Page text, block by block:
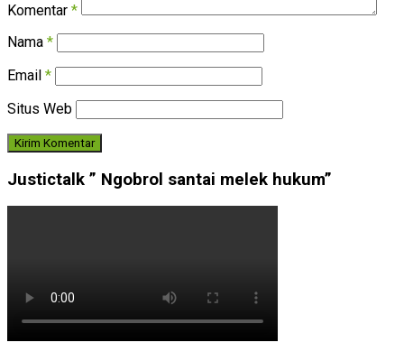
Komentar *
Nama *
Email *
Situs Web
Justictalk ” Ngobrol santai melek hukum”